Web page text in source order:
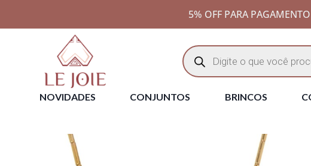
5% OFF PARA
NOVIDADES CONJUNTOS BRINCOS